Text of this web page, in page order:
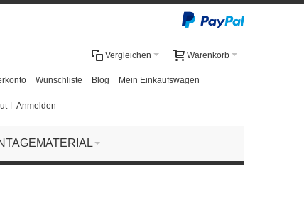
Warenkorb
Vergleichen
Wunschliste Blog Mein Einkaufswagen
Anmelden